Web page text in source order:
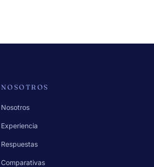
NOSOTROS
Nosotros
Experiencia
Respuestas
Comparativas